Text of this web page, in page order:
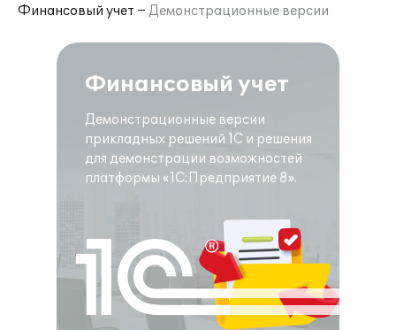
Финансовый учет
Демонстрационные версии
Финансовый учет
Демонстрационные версии
прикладных решений 1С и решения
для демонстрации возможностей
платформы «1С:Предприятие 8».